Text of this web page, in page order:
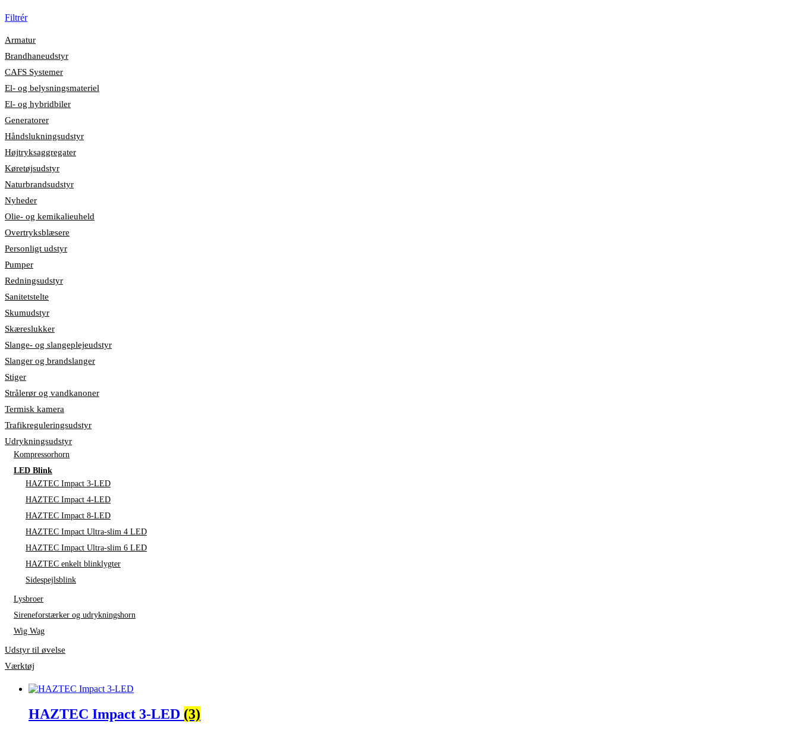
Filtrér
Armatur
Brandhaneudstyr
CAFS Systemer
El- og belysningsmateriel
El- og hybridbiler
Generatorer
Håndslukningsudstyr
Højtryksaggregater
Køretøjsudstyr
Naturbrandsudstyr
Nyheder
Olie- og kemikalieuheld
Overtryksblæsere
Personligt udstyr
Pumper
Redningsudstyr
Sanitetstelte
Skumudstyr
Skæreslukker
Slange- og slangeplejeudstyr
Slanger og brandslanger
Stiger
Strålerør og vandkanoner
Termisk kamera
Trafikreguleringsudstyr
Udrykningsudstyr
Kompressorhorn
LED Blink
HAZTEC Impact 3-LED
HAZTEC Impact 4-LED
HAZTEC Impact 8-LED
HAZTEC Impact Ultra-slim 4 LED
HAZTEC Impact Ultra-slim 6 LED
HAZTEC enkelt blinklygter
Sidespejlsblink
Lysbroer
Sireneforstærker og udrykningshorn
Wig Wag
Udstyr til øvelse
Værktøj
HAZTEC Impact 3-LED (3)